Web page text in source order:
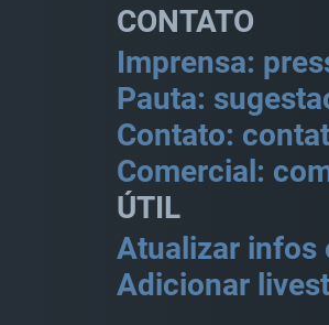
CONTATO
Imprensa:
Pauta:
Contato:
Comercial:
ÚTIL
Atualizar infos
Adicionar